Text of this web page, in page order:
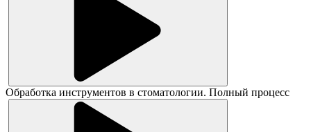
Обработка инструментов в стоматологии. Полный процесс